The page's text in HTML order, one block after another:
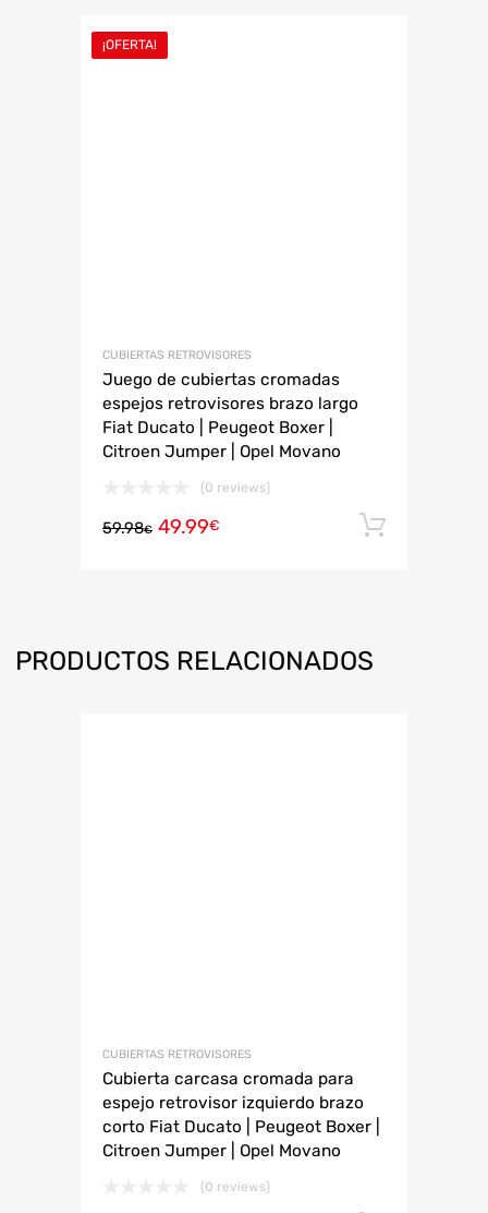
¡OFERTA!
CUBIERTAS RETROVISORES
Juego de cubiertas cromadas
espejos retrovisores brazo largo
Fiat Ducato | Peugeot Boxer |
Citroen Jumper | Opel Movano
(0 reviews)
59.98€ 49.99€
PRODUCTOS RELACIONADOS
CUBIERTAS RETROVISORES
Cubierta carcasa cromada para
espejo retrovisor izquierdo brazo
corto Fiat Ducato | Peugeot Boxer |
Citroen Jumper | Opel Movano
(0 reviews)